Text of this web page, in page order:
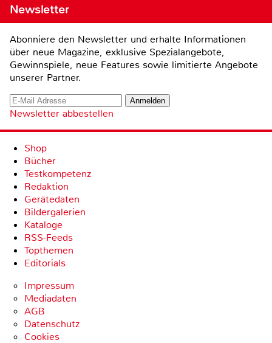
Newsletter
Abonniere den Newsletter und erhalte Informationen
über neue Magazine, exklusive Spezialangebote,
Gewinnspiele, neue Features sowie limitierte Angebote
unserer Partner.
Newsletter abbestellen
Shop
Bücher
Testkompetenz
Redaktion
Gerätedaten
Bildergalerien
Kataloge
RSS-Feeds
Topthemen
Editorials
Impressum
Mediadaten
AGB
Datenschutz
Cookies